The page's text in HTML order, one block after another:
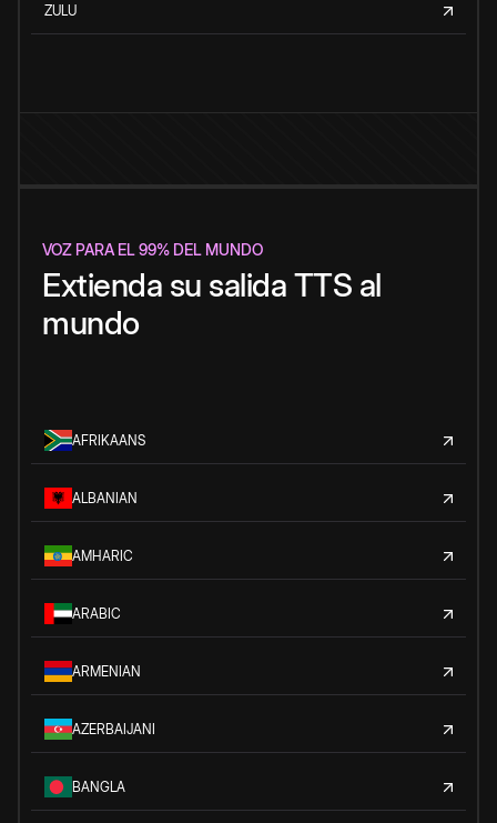
ZULU
VOZ PARA EL 99% DEL MUNDO
Extienda su salida TTS al
mundo
AFRIKAANS
ALBANIAN
AMHARIC
ARABIC
ARMENIAN
AZERBAIJANI
BANGLA